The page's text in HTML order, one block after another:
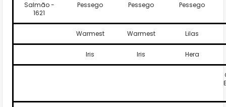
Salmão -
1621
Pessego Pessego Pessego
Warmest Warmest Lilas
Iris Iris Hera